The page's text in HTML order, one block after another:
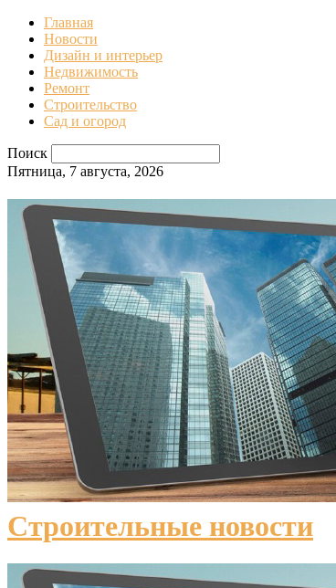
Главная
Новости
Дизайн и интерьер
Недвижимость
Ремонт
Строительство
Сад и огород
Поиск
Пятница, 7 августа, 2026
Строительные новости